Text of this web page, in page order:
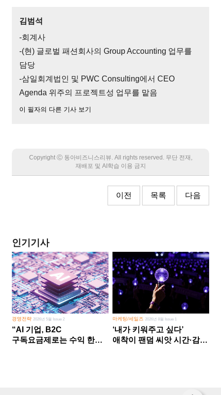
김범석
-회계사
-(현) 글로벌 패션회사의 Group Accounting 업무를
담당
-삼일회계법인 및 PWC Consulting에서 CEO
Agenda 위주의 프로젝트성 업무를 맡음
이 필자의 다른 기사 보기
Copyright Ⓒ 동아비즈니스리뷰. All rights reserved. 무단 전재,
재배포 및 AI학습 이용 금지
이전 목록 다음
인기기사
경영전략 2026년 5월 Issue 2
“AI 기업, B2C
구독요금제로는 수익 한계
마케팅/세일즈 2026년 8월 Issue 1
‘내가 키워주고 싶다’
애착이 팬덤 씨앗 시간·감정